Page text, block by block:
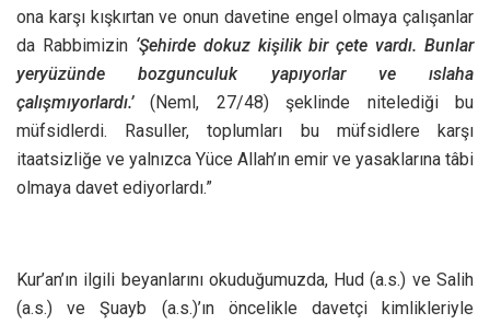
ona karşı kışkırtan ve onun davetine engel olmaya çalışanlar
da Rabbimizin ‘Şehirde dokuz kişilik bir çete vardı. Bunlar
yeryüzünde bozgunculuk yapıyorlar ve ıslaha
çalışmıyorlardı.’(Neml, 27/48) şeklinde nitelediği bu
müfsidlerdi. Rasuller, toplumları bu müfsidlere karşı
itaatsizliğe ve yalnızca Yüce Allah’ın emir ve yasaklarına tâbi
olmaya davet ediyorlardı.”
Kur’an’ın ilgili beyanlarını okuduğumuzda, Hud (a.s.) ve Salih
(a.s.) ve Şuayb (a.s.)’ın öncelikle davetçi kimlikleriyle